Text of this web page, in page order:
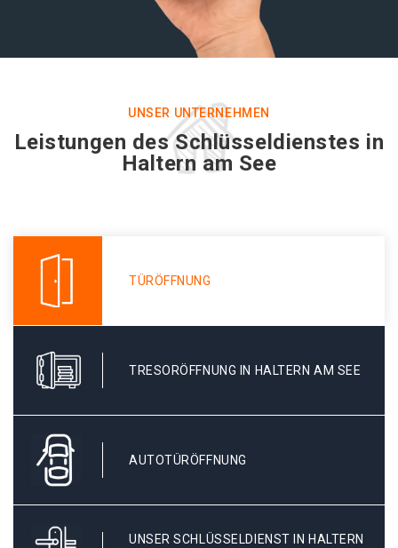
UNSER UNTERNEHMEN
Leistungen des Schlüsseldienstes in
Haltern am See
TÜRÖFFNUNG
TRESORÖFFNUNG IN HALTERN AM SEE
AUTOTÜRÖFFNUNG
UNSER SCHLÜSSELDIENST IN HALTERN